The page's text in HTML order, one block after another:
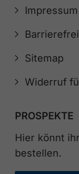
Impressum
Sitemap
Widerruf
PROSPEKTE
Hier könnt
bestellen.